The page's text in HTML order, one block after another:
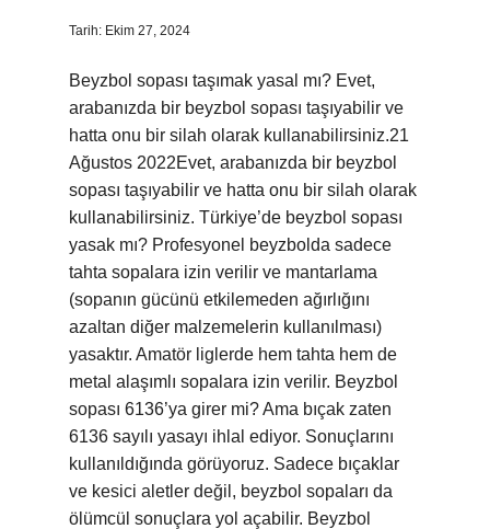
Tarih: Ekim 27, 2024
Beyzbol sopası taşımak yasal mı? Evet,
arabanızda bir beyzbol sopası taşıyabilir ve
hatta onu bir silah olarak kullanabilirsiniz.21
Ağustos 2022Evet, arabanızda bir beyzbol
sopası taşıyabilir ve hatta onu bir silah olarak
kullanabilirsiniz. Türkiye’de beyzbol sopası
yasak mı? Profesyonel beyzbolda sadece
tahta sopalara izin verilir ve mantarlama
(sopanın gücünü etkilemeden ağırlığını
azaltan diğer malzemelerin kullanılması)
yasaktır. Amatör liglerde hem tahta hem de
metal alaşımlı sopalara izin verilir. Beyzbol
sopası 6136’ya girer mi? Ama bıçak zaten
6136 sayılı yasayı ihlal ediyor. Sonuçlarını
kullanıldığında görüyoruz. Sadece bıçaklar
ve kesici aletler değil, beyzbol sopaları da
ölümcül sonuçlara yol açabilir. Beyzbol